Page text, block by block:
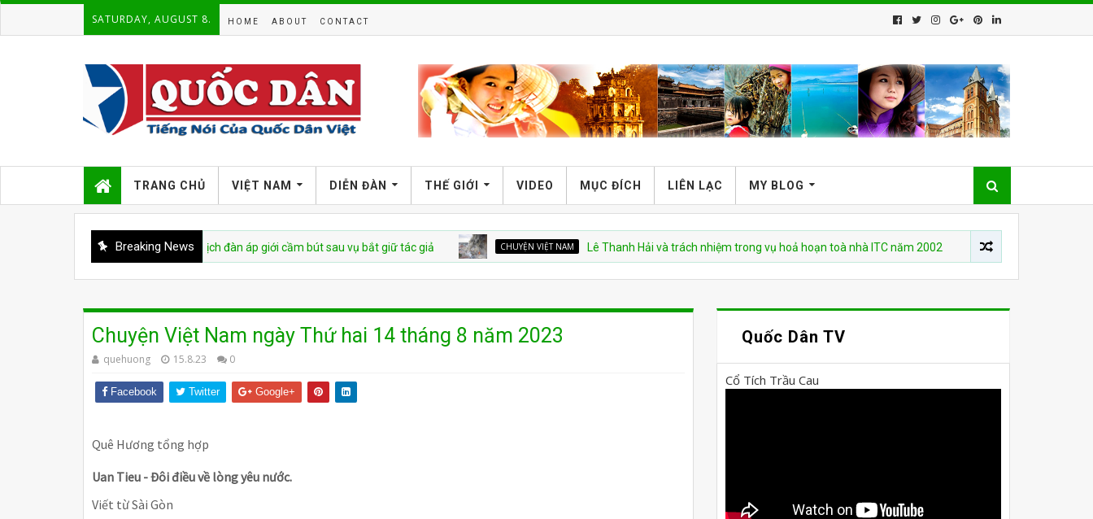
SATURDAY, AUGUST 8. HOME ABOUT CONTACT
TRANG CHỦ VIỆT NAM DIỄN ĐÀN THẾ GIỚI VIDEO MỤC ĐÍCH LIÊN LẠC MY BLOG
Breaking News
bị cáo buộc tái diễn chiến dịch đàn áp giới cầm bút sau vụ bắt giữ tác giả CHUYỆN VIỆT NAM Lê Thanh Hải và trách nhiệm trong vụ hoả hoạn toà nhà ITC năm 2002 CHUYỆN VIỆT NAM
Chuyện Việt Nam ngày Thứ hai 14 tháng 8 năm 2023
quehuong 15.8.23 0
Facebook Twitter Google+
Quê Hương tổng hợp
Uan Tieu - Đôi điều về lòng yêu nước.
Viết từ Sài Gòn
Quốc Dân TV
Cổ Tích Trầu Cau